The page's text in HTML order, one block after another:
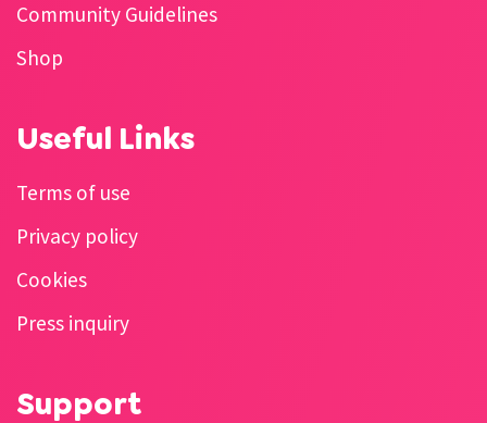
Community Guidelines
Shop
Useful Links
Terms of use
Privacy policy
Cookies
Press inquiry
Support